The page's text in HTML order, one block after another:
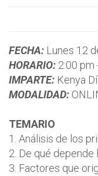
FECHA: Lunes 12
HORARIO: 2:00 pm
IMPARTE: Kenya
MODALIDAD:
TEMARIO
1. Análisis de los
2. De qué
3. Factores que